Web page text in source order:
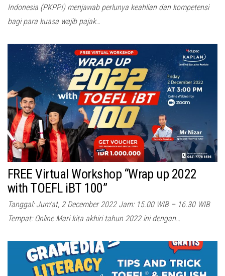
Indonesia (PKPPI) menjawab perlunya keahlian dan kompetensi
bagi para kuasa wajib pajak…
FREE Virtual Workshop “Wrap up 2022
with TOEFL iBT 100”
Tanggal: Jum’at, 2 December 2022 Jam: 15.00 WIB – 16.30 WIB
Tempat: Online Mari kita akhiri tahun 2022 ini dengan…